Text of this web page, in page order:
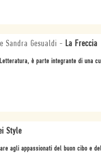
Sandra Gesualdi - La Freccia
è parte integrante di una
Style
agli appassionati del buon cibo e